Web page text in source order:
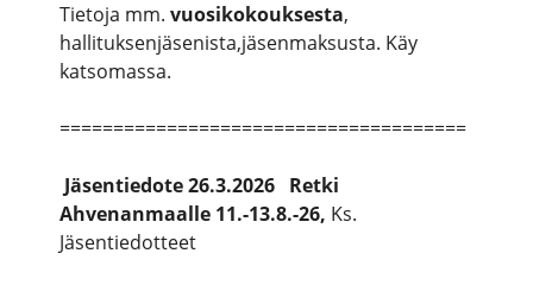
Tietoja mm. vuosikokouksesta,
hallituksenjäsenista,jäsenmaksusta. Käy
katsomassa.
======================================
Jäsentiedote 26.3.2026 Retki
Ahvenanmaalle 11.-13.8.-26, Ks.
Jäsentiedotteet